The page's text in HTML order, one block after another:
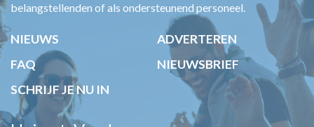
belangstellenden of als ondersteunend personeel.
NIEUWS
ADVERTEREN
FAQ
NIEUWSBRIEF
SCHRIJF JE NU IN